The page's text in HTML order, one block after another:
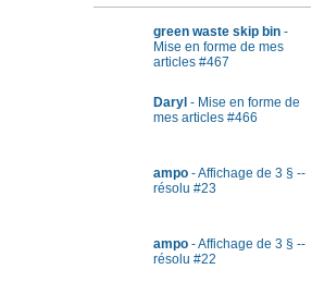
green waste skip bin -
Mise en forme de mes
articles #467
Daryl - Mise en forme de
mes articles #466
ampo - Affichage de 3 § --
résolu #23
ampo - Affichage de 3 § --
résolu #22